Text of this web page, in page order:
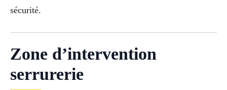
sécurité.
Zone d’intervention
serrurerie